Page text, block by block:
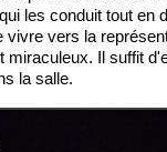
les conduit tout en
vivre vers la
miraculeux. Il suffit
la salle.